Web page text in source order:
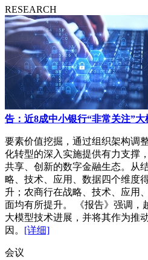
RESEARCH
告：近8成中小银行“非常关注”大
要素价值挖掘，通过组织架构调
化转型的深入实施提供有力支撑
共享、创新的数字金融生态。从
略、技术、应用、数据四个维度
升；农商行在战略、技术、应用
面均有所提升。 《报告》强调，
大模型技术进展，并将其作为推
因。 [详细]
会议